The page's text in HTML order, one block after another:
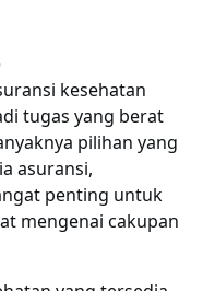
kesehatan
tugas yang berat
pilihan yang
asuransi,
penting untuk
mengenai cakupan